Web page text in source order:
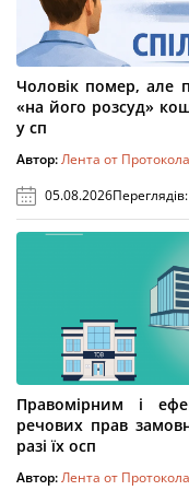
Чоловік помер, але
«на його розсуд»
у сп
Автор:Лента от Протокола
05.08.2026Переглядів:
Правомірним і
речових прав
разі їх осп
Автор:Лента от Протокола